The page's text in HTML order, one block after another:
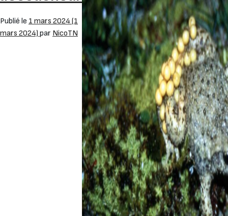
Publié le 1 mars 2024(1
mars 2024) par NicoTN